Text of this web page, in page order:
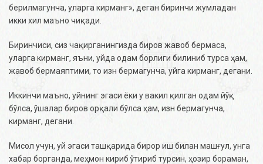
берилмагунча, уларга кирманг», деган биринчи жумладан
икки хил маъно чиқади.
Биринчиси, сиз чақирганингизда биров жавоб бермаса,
уларга кирманг, яъни, уйда одам борлиги билиниб турса ҳам,
жавоб бермаяптими, то изн бермагунча, уйга кирманг, дегани.
Иккинчи маъно, уйнинг эгаси ёки у вакил қилган одам йўқ
бўлса, ўшалар биров орқали бўлса ҳам, изн бермагунча,
кирманг, дегани.
Мисол учун, уй эгаси ташқарида бирор иш билан машғул, унга
хабар борганда, меҳмон кириб ўтириб турсин, ҳозир бораман,